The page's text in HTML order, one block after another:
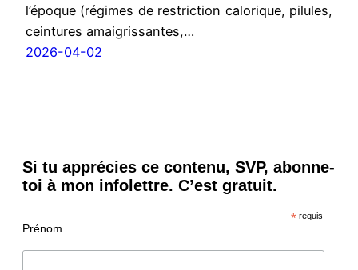
l’époque (régimes de restriction calorique, pilules,
ceintures amaigrissantes,…
2026-04-02
Si tu apprécies ce contenu, SVP, abonne-
toi à mon infolettre. C’est gratuit.
* requis
Prénom